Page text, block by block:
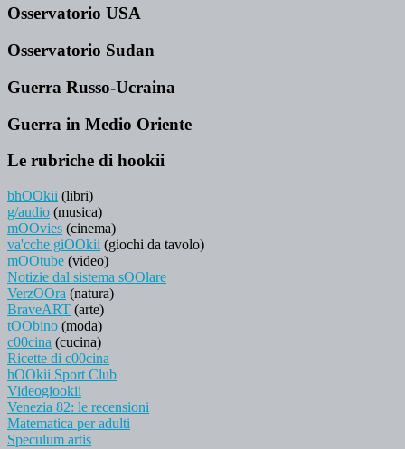
Osservatorio USA
Osservatorio Sudan
Guerra Russo-Ucraina
Guerra in Medio Oriente
Le rubriche di hookii
bhOOkii (libri)
g/audio (musica)
mOOvies (cinema)
va'cche giOOkii (giochi da tavolo)
mOOtube (video)
Notizie dal sistema sOOlare
VerzOOra (natura)
BraveART (arte)
tOObino (moda)
c00cina (cucina)
Ricette di c00cina
hOOkii Sport Club
Videogiookii
Venezia 82: le recensioni
Matematica per adulti
Speculum artis